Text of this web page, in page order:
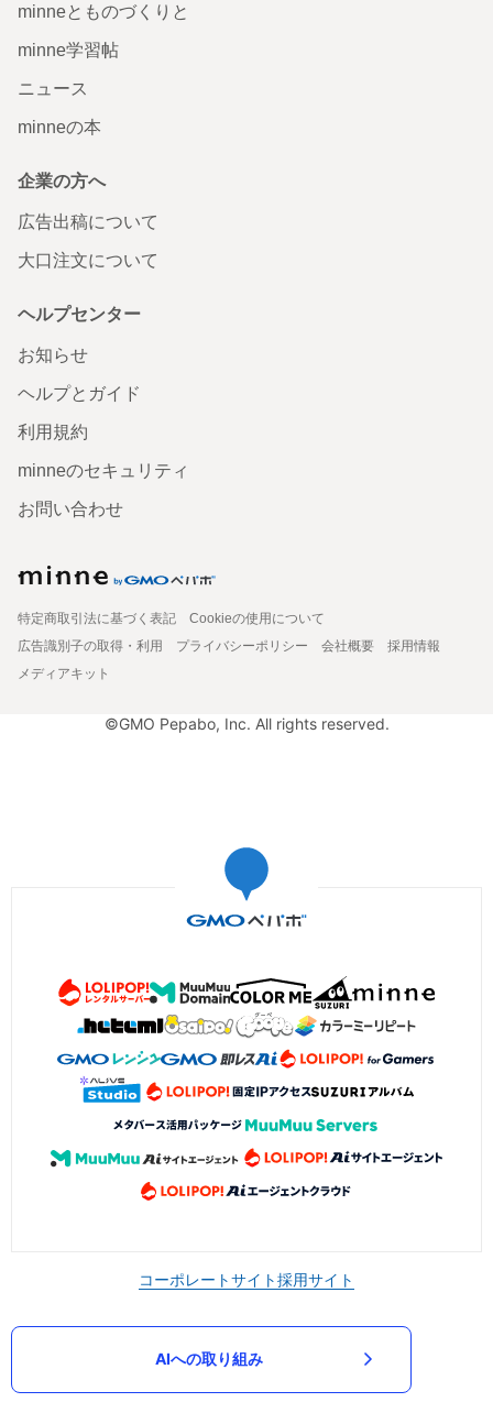
minneとものづくりと
minne学習帖
ニュース
minneの本
企業の方へ
広告出稿について
大口注文について
ヘルプセンター
お知らせ
ヘルプとガイド
利用規約
minneのセキュリティ
お問い合わせ
特定商取引法に基づく表記
Cookieの使用について
広告識別子の取得・利用
プライバシーポリシー 会社概要
採用情報
メディアキット
©GMO Pepabo, Inc. All rights reserved.
コーポレートサイト採用サイト
AIへの取り組み